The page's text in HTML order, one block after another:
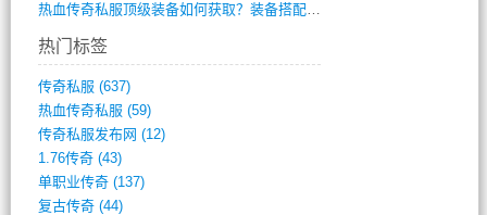
热血传奇私服顶级装备如何获取？装备搭配与(688)
热门标签
传奇私服 (637)
热血传奇私服 (59)
传奇私服发布网 (12)
1.76传奇(43)
单职业传奇(137)
复古传奇(44)